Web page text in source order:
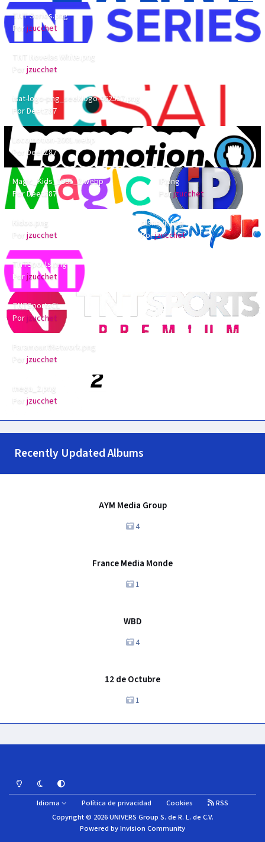
TNT Series.png
TNT Series.png
Porjzucchet
TNT Novelas White.png
Por jzucchet
isat-logo-png_seeklogo-462537.png
isat-logo-png_seeklogo-462537.png
PorDeetZ87
Locomotion-2001.webp
Locomotion-2001.webp
Por DeetZ87
Magic_Kids_1995_2.webp
Magic_Kids_1995_2.webp
PorDeetZ87
IP.png
Porjzucchet
Kidoo.png
Por jzucchet
disneyjr.png
disneyjr.png
Porjzucchet
TNTSports.png
TNTSports.png
Porjzucchet
TNTSportsCL
TNTSportsCL
Por jzucchet
ParamountNetwork.png
Por jzucchet
mega_2.png
Por jzucchet
Recently Updated Albums
AYM Media Group
4
France Media Monde
1
WBD
4
12 de Octubre
1
Light ModeDark ModeSystem Preference
Idioma Política de privacidad Cookies
RSS
Copyright © 2026 UNIVERS Group S. de R. L. de C.V.
Powered byInvision Community